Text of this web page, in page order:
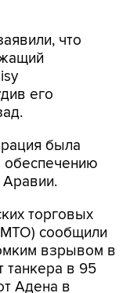
что
его
была
обеспечению
торговых
сообщили
взрывом в
танкера в 95
Адена в